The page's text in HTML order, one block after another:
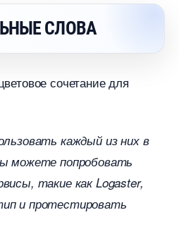
СЛОВА
сочетание для
каждый из них
можете попробовать
такие как Logaster,
и протестировать